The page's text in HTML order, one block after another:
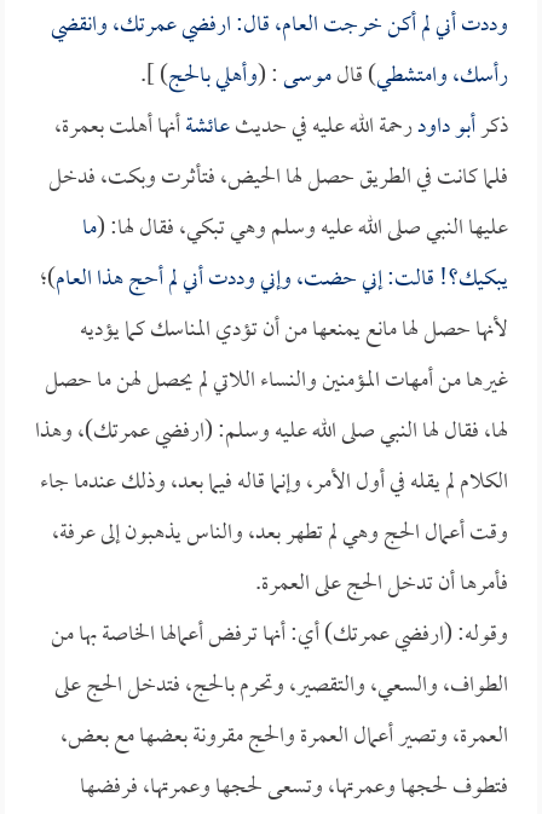
وددت أني لم أكن خرجت العام، قال: ارفضي عمرتك، وانقضي
رأسك، وامتشطي) قالموسى: (وأهلي بالحج) ].
ذكرأبو داودرحمة الله عليه في حديثعائشةأنها أهلت بعمرة،
فلما كانت في الطريق حصل لها الحيض، فتأثرت وبكت، فدخل
عليها النبي صلى الله عليه وسلم وهي تبكي، فقال لها: (ما
يبكيك؟! قالت: إني حضت، وإني وددت أني لم أحج هذا العام)؛
لأنها حصل لها مانع يمنعها من أن تؤدي المناسك كما يؤديه
غيرها من أمهات المؤمنين والنساء اللاتي لم يحصل لهن ما حصل
لها، فقال لها النبي صلى الله عليه وسلم: (ارفضي عمرتك)، وهذا
الكلام لم يقله في أول الأمر، وإنما قاله فيما بعد، وذلك عندما جاء
وقت أعمال الحج وهي لم تطهر بعد، والناس يذهبون إلى عرفة،
فأمرها أن تدخل الحج على العمرة.
وقوله: (ارفضي عمرتك) أي: أنها ترفض أعمالها الخاصة بها من
الطواف، والسعي، والتقصير، وتحرم بالحج، فتدخل الحج على
العمرة، وتصير أعمال العمرة والحج مقرونة بعضها مع بعض،
فتطوف لحجها وعمرتها، وتسعى لحجها وعمرتها، فرفضها